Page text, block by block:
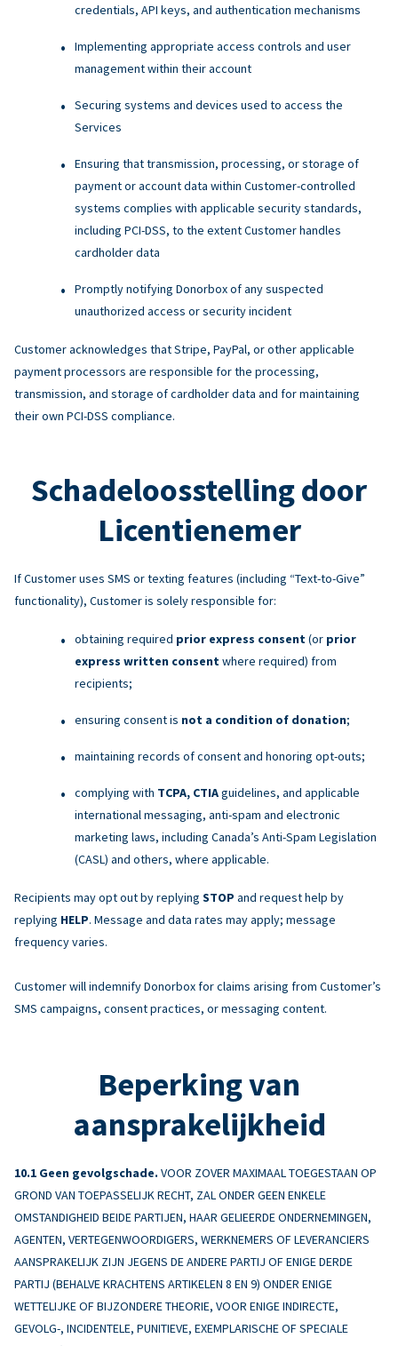
credentials, API keys, and authentication mechanisms
Implementing appropriate access controls and user
management within their account
Securing systems and devices used to access the
Services
Ensuring that transmission, processing, or storage of
payment or account data within Customer-controlled
systems complies with applicable security standards,
including PCI-DSS, to the extent Customer handles
cardholder data
Promptly notifying Donorbox of any suspected
unauthorized access or security incident
Customer acknowledges that Stripe, PayPal, or other applicable
payment processors are responsible for the processing,
transmission, and storage of cardholder data and for maintaining
their own PCI-DSS compliance.
Schadeloosstelling door
Licentienemer
If Customer uses SMS or texting features (including “Text-to-Give”
functionality), Customer is solely responsible for:
obtaining required prior express consent (or prior
express written consent where required) from
recipients;
ensuring consent is not a condition of donation;
maintaining records of consent and honoring opt-outs;
complying with TCPA, CTIAguidelines, and applicable
international messaging, anti-spam and electronic
marketing laws, including Canada’s Anti-Spam Legislation
(CASL) and others, where applicable.
Recipients may opt out by replying STOP and request help by
replying HELP. Message and data rates may apply; message
frequency varies.
Customer will indemnify Donorbox for claims arising from Customer’s
SMS campaigns, consent practices, or messaging content.
Beperking van
aansprakelijkheid
Geen gevolgschade. VOOR ZOVER MAXIMAAL TOEGESTAAN OP
GROND VAN TOEPASSELIJK RECHT, ZAL ONDER GEEN ENKELE
OMSTANDIGHEID BEIDE PARTIJEN, HAAR GELIEERDE ONDERNEMINGEN,
AGENTEN, VERTEGENWOORDIGERS, WERKNEMERS OF LEVERANCIERS
AANSPRAKELIJK ZIJN JEGENS DE ANDERE PARTIJ OF ENIGE DERDE
PARTIJ (BEHALVE KRACHTENS ARTIKELEN 8 EN 9) ONDER ENIGE
WETTELIJKE OF BIJZONDERE THEORIE, VOOR ENIGE INDIRECTE,
GEVOLG-, INCIDENTELE, PUNITIEVE, EXEMPLARISCHE OF SPECIALE